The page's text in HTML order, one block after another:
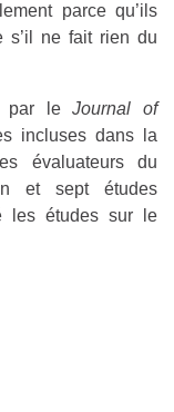
parce qu’ils
s’il ne fait rien du
par leJournal of
incluses dans la
évaluateurs du
et sept études
les études sur le